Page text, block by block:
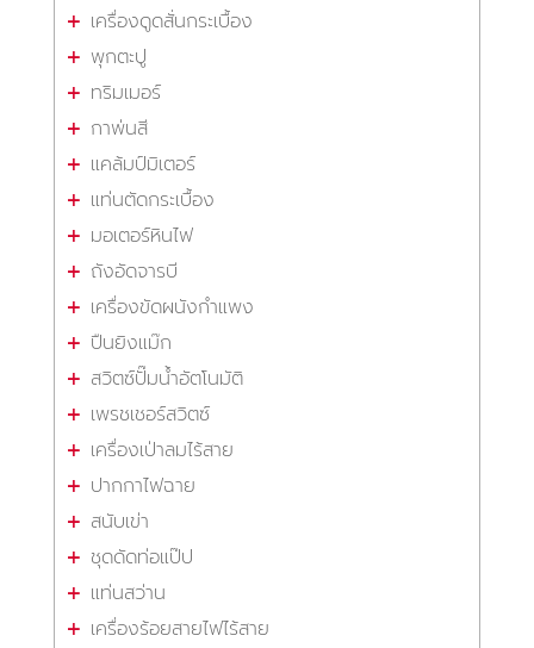
เครื่องดูดสั่นกระเบื้อง
พุกตะปู
ทริมเมอร์
กาพ่นสี
แคล้มป์มิเตอร์
แท่นตัดกระเบื้อง
มอเตอร์หินไฟ
ถังอัดจารบี
เครื่องขัดผนังกำแพง
ปืนยิงแม๊ก
สวิตซ์ปั๊มน้ำอัตโนมัติ
เพรชเชอร์สวิตซ์
เครื่องเป่าลมไร้สาย
ปากกาไฟฉาย
สนับเข่า
ชุดดัดท่อแป๊ป
แท่นสว่าน
เครื่องร้อยสายไฟไร้สาย